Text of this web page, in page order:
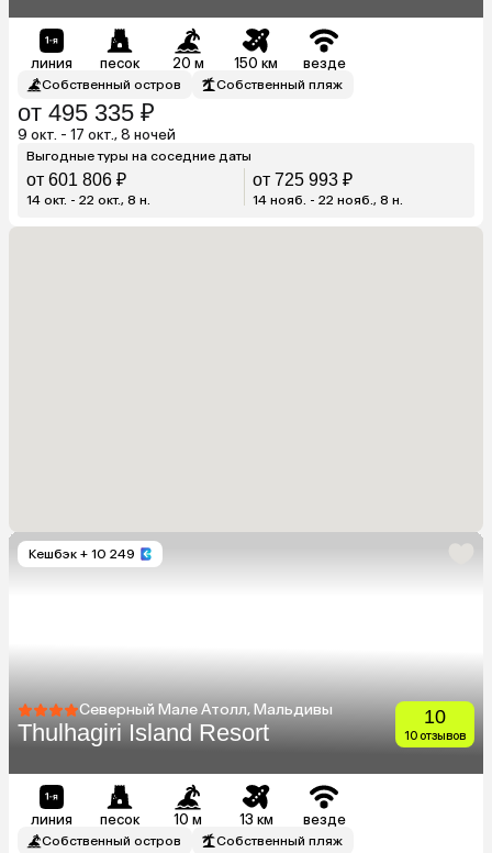
линия песок 20 м 150 км везде
Собственный остров Собственный пляж
от 495 335 ₽
9 окт. - 17 окт., 8 ночей
Выгодные туры на соседние даты
от 601 806 ₽
14 окт. - 22 окт., 8 н.
от 725 993 ₽
14 нояб. - 22 нояб., 8 н.
Кешбэк + 10 249
Северный Мале Атолл, Мальдивы
Thulhagiri Island Resort
10
10 отзывов
линия песок 10 м 13 км везде
Собственный остров Собственный пляж